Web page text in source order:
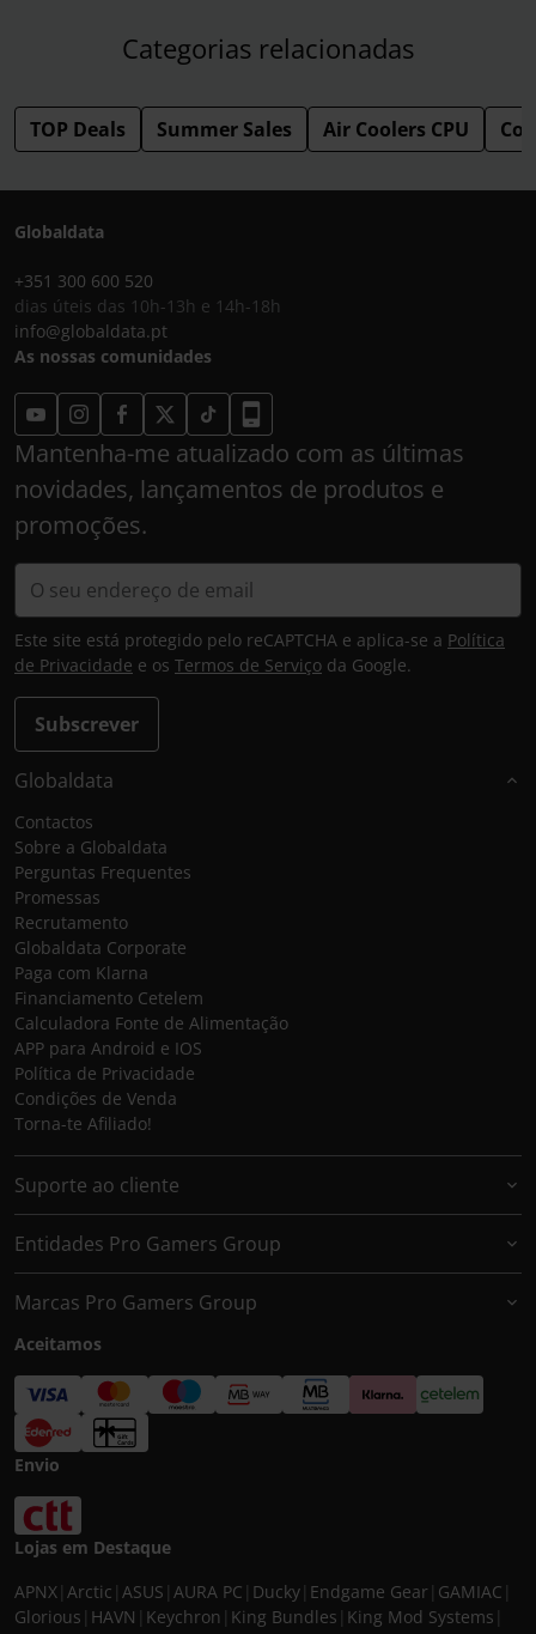
Categorias relacionadas
TOP Deals Summer Sales Air Coolers CPU
Globaldata
+351 300 600 520
dias úteis das 10h-13h e 14h-18h
info@globaldata.pt
As nossas comunidades
Mantenha-me atualizado com as últimas
novidades, lançamentos de produtos e
promoções.
Subscrever
Este site está protegido pelo reCAPTCHA e aplica-se a Política
de Privacidade e os Termos de Serviço da Google.
Globaldata
Contactos
Sobre a Globaldata
Perguntas Frequentes
Promessas
Recrutamento
Globaldata Corporate
Paga com Klarna
Financiamento Cetelem
Calculadora Fonte de Alimentação
APP para Android e IOS
Política de Privacidade
Condições de Venda
Torna-te Afiliado!
Suporte ao cliente
Entidades Pro Gamers Group
Marcas Pro Gamers Group
Aceitamos
Envio
Lojas em Destaque
APNX Arctic ASUS AURA PC Ducky Endgame Gear GAMIAC
Glorious HAVN Keychron King Bundles King Mod Systems